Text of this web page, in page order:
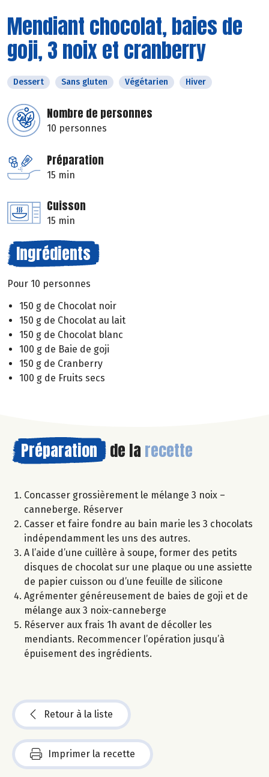
Mendiant chocolat, baies de
goji, 3 noix et cranberry
Dessert Sans gluten Végétarien Hiver
Nombre de personnes
10 personnes
Préparation
15 min
Cuisson
15 min
Ingrédients
Pour 10 personnes
150 g de Chocolat noir
150 g de Chocolat au lait
150 g de Chocolat blanc
100 g de Baie de goji
150 g de Cranberry
100 g de Fruits secs
Préparation de la recette
Concasser grossièrement le mélange 3 noix –
canneberge. Réserver
Casser et faire fondre au bain marie les 3 chocolats
indépendamment les uns des autres.
A l’aide d’une cuillère à soupe, former des petits
disques de chocolat sur une plaque ou une assiette
de papier cuisson ou d’une feuille de silicone
Agrémenter généreusement de baies de goji et de
mélange aux 3 noix-canneberge
Réserver aux frais 1h avant de décoller les
mendiants. Recommencer l’opération jusqu’à
épuisement des ingrédients.
Retour à la liste
Imprimer la recette